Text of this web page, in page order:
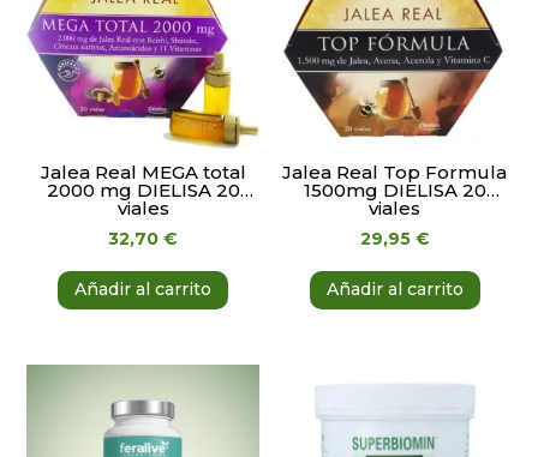
Jalea Real MEGA total
2000 mg DIELISA 20
viales
32,70€
Añadir al carrito
Jalea Real Top Formula
1500mg DIELISA 20
viales
29,95 €
Añadir al carrito